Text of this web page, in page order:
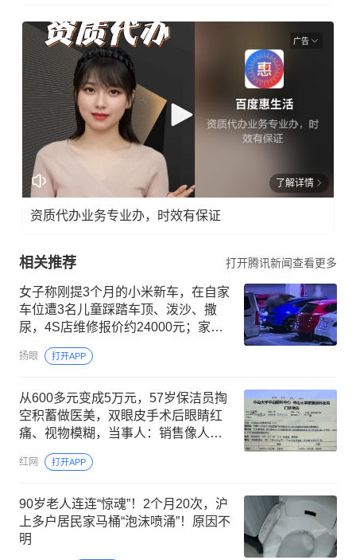
广告
了解详情
资质代办业务专业办，时效有保证
相关推荐 打开腾讯新闻查看更多
女子称刚提3个月的小米新车，在自家
车位遭3名儿童踩踏车顶、泼沙、撒
尿，4S店维修报价约24000元；家长
不认可直言“让她去起诉”
扬眼 打开APP
从600多元变成5万元，57岁保洁员掏
空积蓄做医美，双眼皮手术后眼睛红
痛、视物模糊，当事人：销售像人贩
子一样围着我；涉事机构拒绝回应
红网 打开APP
90岁老人连连“惊魂”！2个月20次，沪
上多户居民家马桶“泡沫喷涌”！原因不
明